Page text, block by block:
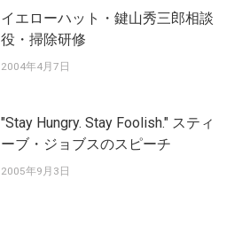
イエローハット・鍵山秀三郎相談
役・掃除研修
2004年4月7日
"Stay Hungry. Stay Foolish." スティ
ーブ・ジョブスのスピーチ
2005年9月3日